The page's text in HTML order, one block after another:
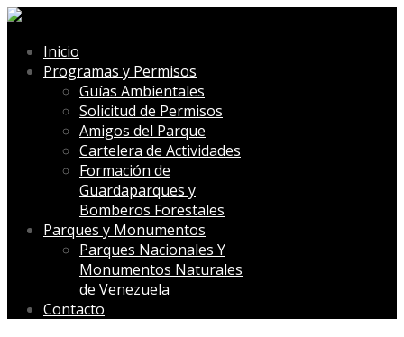
Inicio
Programas y Permisos
Guías Ambientales
Solicitud de Permisos
Amigos del Parque
Cartelera de Actividades
Formación de
Guardaparques y
Bomberos Forestales
Parques y Monumentos
Parques Nacionales Y
Monumentos Naturales
de Venezuela
Contacto